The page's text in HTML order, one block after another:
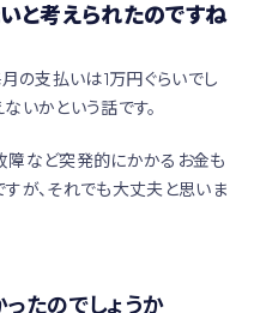
と考えられたのですね
月の支払いは1万円ぐらいでし
いかという話です。
障など突発的にかかるお金も
すが、それでも大丈夫と思いま
たのでしょうか